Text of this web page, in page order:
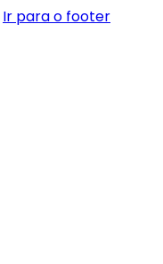
Ir para o footer